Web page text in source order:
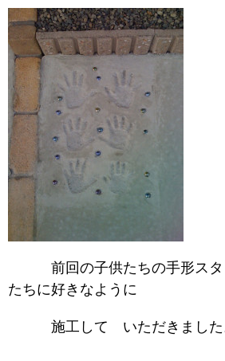
前回の子供たちの手形スタ
たちに好きなように
施工して いただきました